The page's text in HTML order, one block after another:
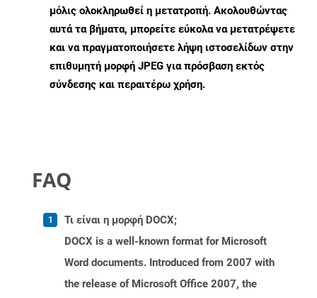
μόλις ολοκληρωθεί η μετατροπή. Ακολουθώντας
αυτά τα βήματα, μπορείτε εύκολα να μετατρέψετε
και να πραγματοποιήσετε λήψη ιστοσελίδων στην
επιθυμητή μορφή JPEG για πρόσβαση εκτός
σύνδεσης και περαιτέρω χρήση.
FAQ
Τι είναι η μορφή DOCX;
DOCX is a well-known format for Microsoft
Word documents. Introduced from 2007 with
the release of Microsoft Office 2007, the